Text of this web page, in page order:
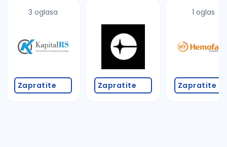
3 oglasa
Zapratite Zapratite
1 oglas
Zapratite